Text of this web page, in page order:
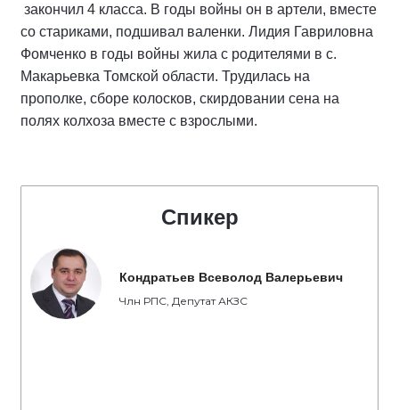
закончил 4 класса. В годы войны он в артели, вместе
со стариками, подшивал валенки. Лидия Гавриловна
Фомченко в годы войны жила с родителями в с.
Макарьевка Томской области. Трудилась на
прополке, сборе колосков, скирдовании сена на
полях колхоза вместе с взрослыми.
Спикер
Кондратьев Всеволод Валерьевич
Члн РПС, Депутат АКЗС